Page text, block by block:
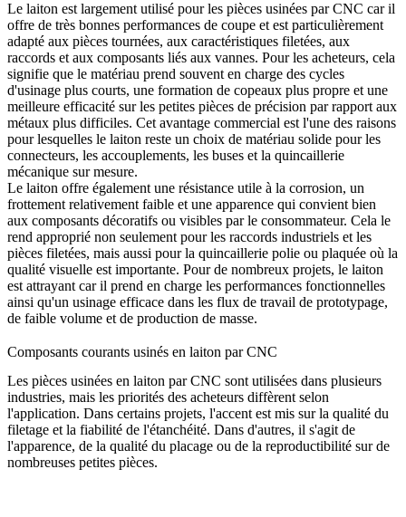
Le laiton est largement utilisé pour les pièces usinées par CNC car il
offre de très bonnes performances de coupe et est particulièrement
adapté aux pièces tournées, aux caractéristiques filetées, aux
raccords et aux composants liés aux vannes. Pour les acheteurs, cela
signifie que le matériau prend souvent en charge des cycles
d'usinage plus courts, une formation de copeaux plus propre et une
meilleure efficacité sur les petites pièces de précision par rapport aux
métaux plus difficiles. Cet avantage commercial est l'une des raisons
pour lesquelles le laiton reste un choix de matériau solide pour les
connecteurs, les accouplements, les buses et la quincaillerie
mécanique sur mesure.
Le laiton offre également une résistance utile à la corrosion, un
frottement relativement faible et une apparence qui convient bien
aux composants décoratifs ou visibles par le consommateur. Cela le
rend approprié non seulement pour les raccords industriels et les
pièces filetées, mais aussi pour la quincaillerie polie ou plaquée où la
qualité visuelle est importante. Pour de nombreux projets, le laiton
est attrayant car il prend en charge les performances fonctionnelles
ainsi qu'un usinage efficace dans les flux de travail de prototypage,
de faible volume et de production de masse.
Composants courants usinés en laiton par CNC
Les pièces usinées en laiton par CNC sont utilisées dans plusieurs
industries, mais les priorités des acheteurs diffèrent selon
l'application. Dans certains projets, l'accent est mis sur la qualité du
filetage et la fiabilité de l'étanchéité. Dans d'autres, il s'agit de
l'apparence, de la qualité du placage ou de la reproductibilité sur de
nombreuses petites pièces.